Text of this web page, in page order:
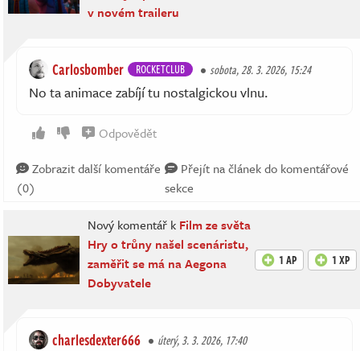
v novém traileru
Carlosbomber ROCKETCLUB sobota, 28. 3. 2026, 15:24
No ta animace zabíjí tu nostalgickou vlnu.
Odpovědět
Zobrazit další komentáře
(0)
Přejít na článek do komentářové
sekce
Nový komentář k Film ze světa
Hry o trůny našel scenáristu,
zaměřit se má na Aegona
Dobyvatele
1 AP 1 XP
charlesdexter666 úterý, 3. 3. 2026, 17:40